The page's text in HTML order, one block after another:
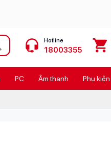
Series
Hotline
18003355
PC Âm thanh Phụ kiện